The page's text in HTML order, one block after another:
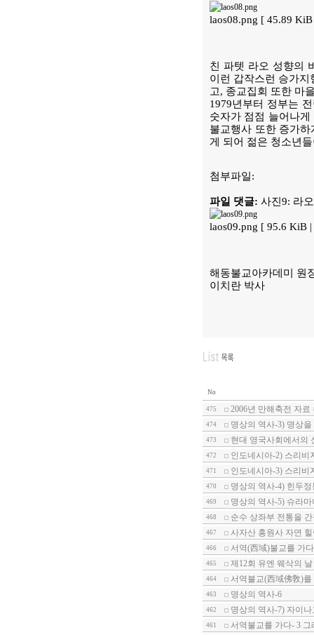
laos08.png [ 45.89
친 파텟 라오 성향의
이런 갑작스런 승가
고, 종교집회 또한 마
1979년부터 정부는
숫자가 점점 늘어나
불교행사 또한 증가
게 되어 젊은 청소년
첨부파일:
파일 댓글: 사진9: 라
laos09.png [ 95.6 KiB
해동불교아카데미 원
이치란 박사
No
475 2006년 만해축전 자
474 명상의 역사-3) 명상
473 현대 영국사회에서의
472 인도네시아-2) 스리
471 인도네시아-3) 스리
470 명상의 역사-4) 힌두
469 명상의 역사-5) 슈라
468 순수 상좌부 전통을
467 사자산 흥원사 자연
466 서역(西域)불교를 가
465 제12회 유엔 웨삭의
464 서역불교(西域佛敎)
463 명상의 역사-6
462 명상의 역사-7) 자이
461 서역불교를 가다- 3